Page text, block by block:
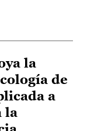
la
de
a
la